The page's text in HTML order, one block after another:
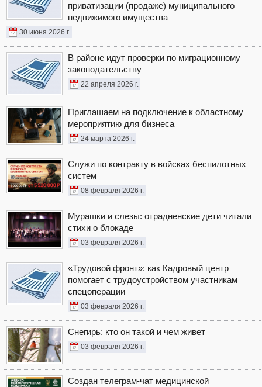
приватизации (продаже) муниципального
недвижимого имущества
30 июня 2026 г.
В районе идут проверки по миграционному
законодательству
22 апреля 2026 г.
Приглашаем на подключение к областному
мероприятию для бизнеса
24 марта 2026 г.
Служи по контракту в войсках беспилотных
систем
08 февраля 2026 г.
Мурашки и слезы: отрадненские дети читали
стихи о блокаде
03 февраля 2026 г.
«Трудовой фронт»: как Кадровый центр
помогает с трудоустройством участникам
спецоперации
03 февраля 2026 г.
Снегирь: кто он такой и чем живет
03 февраля 2026 г.
Создан телеграм-чат медицинской